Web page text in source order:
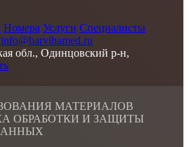
Номера Услуги Специалисты
info@barvihamed.ru
обл., Одинцовский р-н,
МАТЕРИАЛОВ
ОБРАБОТКИ И ЗАЩИТЫ